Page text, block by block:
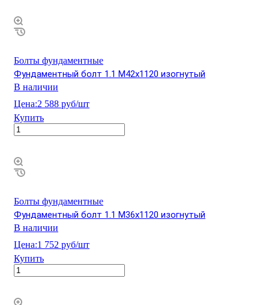
Болты фундаментные
Фундаментный болт 1.1 М42х1120 изогнутый
В наличии
Цена:2 588 руб/шт
Купить
Болты фундаментные
Фундаментный болт 1.1 М36х1120 изогнутый
В наличии
Цена:1 752 руб/шт
Купить